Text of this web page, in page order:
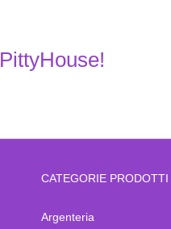
PittyHouse!
CATEGORIE PRODOTTI
Argenteria